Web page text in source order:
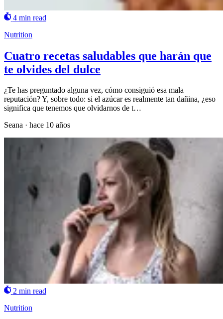
4 min read
Nutrition
Cuatro recetas saludables que harán que
te olvides del dulce
¿Te has preguntado alguna vez, cómo consiguió esa mala
reputación? Y, sobre todo: si el azúcar es realmente tan dañina, ¿eso
significa que tenemos que olvidarnos de t…
Seana · hace 10 años
2 min read
Nutrition